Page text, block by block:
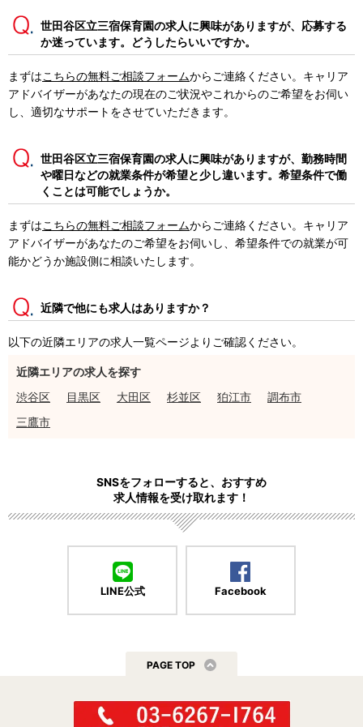
世田谷区立三宿保育園の求人に興味がありますが、応募する
か迷っています。どうしたらいいですか。
まずはこちらの無料ご相談フォームからご連絡ください。キャリア
アドバイザーがあなたの現在のご状況やこれからのご希望をお伺い
し、適切なサポートをさせていただきます。
世田谷区立三宿保育園の求人に興味がありますが、勤務時間
や曜日などの就業条件が希望と少し違います。希望条件で働
くことは可能でしょうか。
まずはこちらの無料ご相談フォームからご連絡ください。キャリア
アドバイザーがあなたのご希望をお伺いし、希望条件での就業が可
能かどうか施設側に相談いたします。
近隣で他にも求人はありますか？
以下の近隣エリアの求人一覧ページよりご確認ください。
近隣エリアの求人を探す
渋谷区
目黒区 大田区 杉並区 狛江市
調布市
三鷹市
SNSをフォローすると、おすすめ
求人情報を受け取れます！
LINE公式 Facebook
PAGE TOP